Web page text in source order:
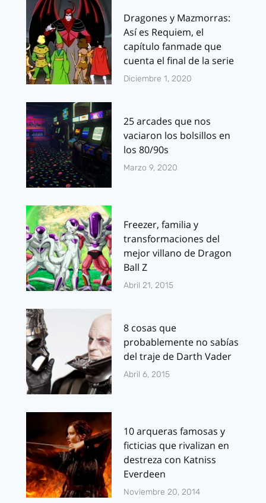
Dragones y Mazmorras:
Así es Requiem, el
capítulo fanmade que
cuenta el final de la serie
Diciembre 1, 2020
25 arcades que nos
vaciaron los bolsillos en
los 80/90s
Marzo 9, 2020
Freezer, familia y
transformaciones del
mejor villano de Dragon
Ball Z
Abril 21, 2015
8 cosas que
probablemente no sabías
del traje de Darth Vader
Abril 6, 2015
10 arqueras famosas y
ficticias que rivalizan en
destreza con Katniss
Everdeen
Noviembre 20, 2014